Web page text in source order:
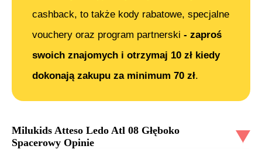
cashback, to także kody rabatowe, specjalne
vouchery oraz program partnerski - zaproś
swoich znajomych i otrzymaj 10 zł kiedy
dokonają zakupu za minimum 70 zł.
Milukids Atteso Ledo Atl 08 Głęboko
Spacerowy Opinie